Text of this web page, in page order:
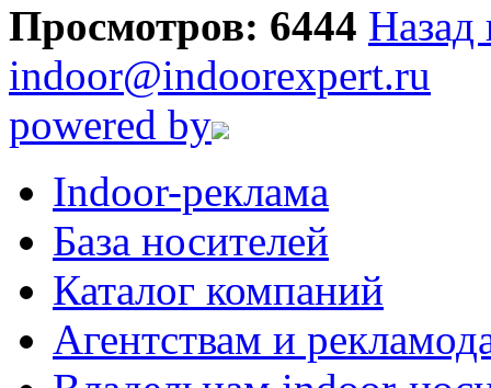
Просмотров: 6444 Назад
indoor@indoorexpert.ru
powered by
Indoor-реклама
База носителей
Каталог компаний
Агентствам и